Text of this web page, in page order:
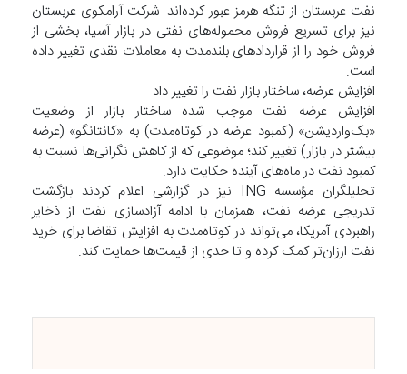
نفت عربستان از تنگه هرمز عبور کرده‌اند. شرکت آرامکوی عربستان
نیز برای تسریع فروش محموله‌های نفتی در بازار آسیا، بخشی از
فروش خود را از قراردادهای بلندمدت به معاملات نقدی تغییر داده
است.
افزایش عرضه، ساختار بازار نفت را تغییر داد
افزایش عرضه نفت موجب شده ساختار بازار از وضعیت
«بک‌واردیشن» (کمبود عرضه در کوتاه‌مدت) به «کانتانگو» (عرضه
بیشتر در بازار) تغییر کند؛ موضوعی که از کاهش نگرانی‌ها نسبت به
کمبود نفت در ماه‌های آینده حکایت دارد.
تحلیلگران مؤسسه ING نیز در گزارشی اعلام کردند بازگشت
تدریجی عرضه نفت، همزمان با ادامه آزادسازی نفت از ذخایر
راهبردی آمریکا، می‌تواند در کوتاه‌مدت به افزایش تقاضا برای خرید
نفت ارزان‌تر کمک کرده و تا حدی از قیمت‌ها حمایت کند.